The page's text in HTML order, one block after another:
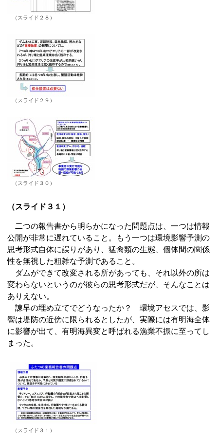
（スライド２８）
（スライド２９）
（スライド３０）
（スライド３１）
二つの報告書から明らかになった問題点は、一つは情報
公開が非常に遅れていること。もう一つは環境影響予測の
思考形式自体に誤りがあり、猛禽類の生態、個体間の関係
性を無視した粗雑な予測であること。
ダムができて改変される所があっても、それ以外の所は
変わらないというのが彼らの思考形式だが、そんなことは
ありえない。
諫早の埋め立てでどうなったか？ 環境アセスでは、影
響は堤防の近傍に限られるとしたが、実際には有明海全体
に影響が出て、有明海異変と呼ばれる漁業不振に至ってし
まった。
（スライド３１）